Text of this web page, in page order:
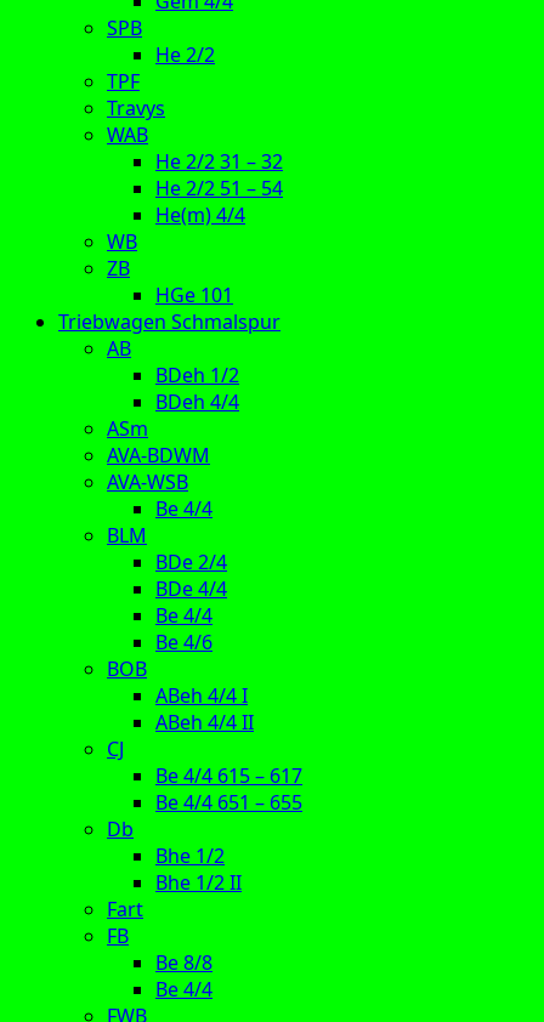
SPB
He 2/2
TPF
Travys
WAB
He 2/2 31 – 32
He 2/2 51 – 54
He(m) 4/4
WB
ZB
HGe 101
Triebwagen Schmalspur
AB
BDeh 1/2
BDeh 4/4
ASm
AVA-BDWM
AVA-WSB
Be 4/4
BLM
BDe 2/4
BDe 4/4
Be 4/4
Be 4/6
BOB
ABeh 4/4 I
ABeh 4/4 II
CJ
Be 4/4 615 – 617
Be 4/4 651 – 655
Db
Bhe 1/2
Bhe 1/2 II
Fart
FB
Be 8/8
Be 4/4
FWB